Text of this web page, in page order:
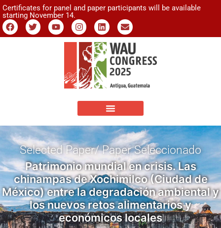
Certificates for panel and paper participants will be available
starting November 14.
Selected Paper/ Paper Seleccionado
Patrimonio mundial en crisis. Las
chinampas de Xochimilco (Ciudad de
México) entre la degradación ambiental y
los nuevos retos alimentarios y
económicos locales